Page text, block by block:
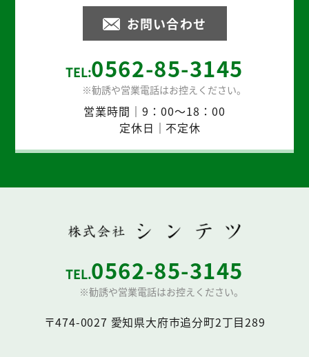
TEL:0562-85-3145
お問い合わせ
営業時間｜9：00～18：00
定休日｜不定休
TEL.0562-85-3145
〒474-0027 愛知県大府市追分町2丁目289